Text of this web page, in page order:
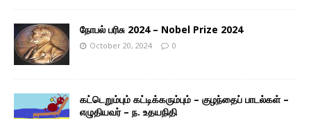
நோபல் பரிசு 2024 – Nobel Prize 2024
October 20, 2024 0
கட்டெறும்பும் கட்டிக்கரும்பும் – குழந்தைப் பாடல்கள் –
எழுதியவர் – ந. உதயநிதி